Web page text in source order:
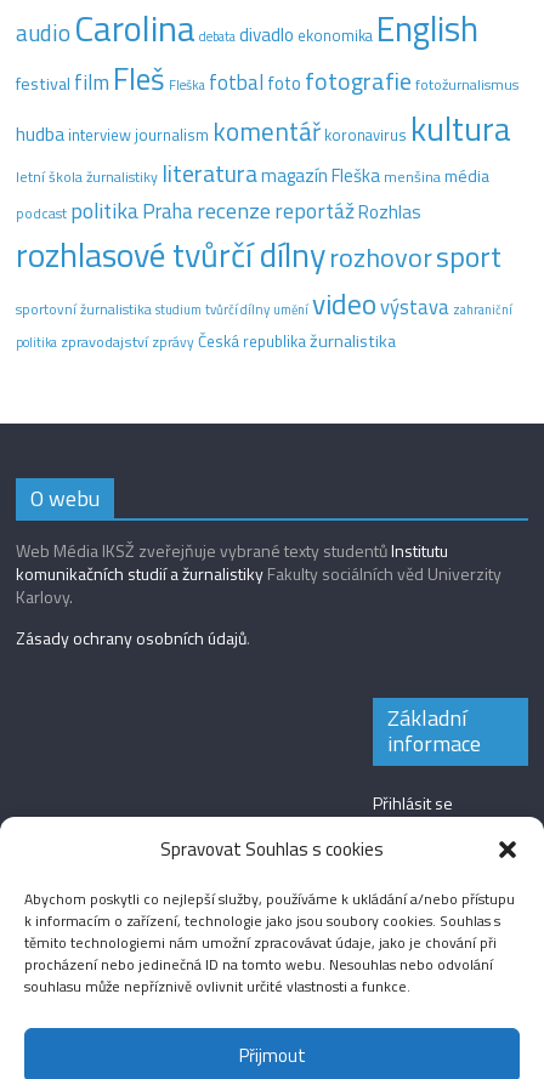
Spravovat Souhlas s cookies
Abychom poskytli co nejlepší služby, používáme k ukládání a/nebo přístupu
k informacím o zařízení, technologie jako jsou soubory cookies. Souhlas s
těmito technologiemi nám umožní zpracovávat údaje, jako je chování při
procházení nebo jedinečná ID na tomto webu. Nesouhlas nebo odvolání
souhlasu může nepříznivě ovlivnit určité vlastnosti a funkce.
Přijmout
audio Carolina debata divadlo ekonomika English
festival film Fleš Fleška fotbal foto fotografie fotožurnalismus
hudba interview journalism komentář koronavirus kultura
letní škola žurnalistiky literaturamagazín Fleška menšinamédia
podcast politikaPraharecenzereportážRozhlas
rozhlasové tvůrčí dílnyrozhovorsport
sportovní žurnalistika studium tvůrčí dílny uměnívideovýstava zahraniční
politika zpravodajstvízprávyČeská republikažurnalistika
O webu
Web Média IKSŽ zveřejňuje vybrané texty studentůInstitutu
komunikačních studií a žurnalistikyFakulty sociálních věd Univerzity
Karlovy.
Zásady ochrany osobních údajů.
Základní
informace
Přihlásit se
Zdroj kanálů
Kanál komentářů
Česká lokalizace